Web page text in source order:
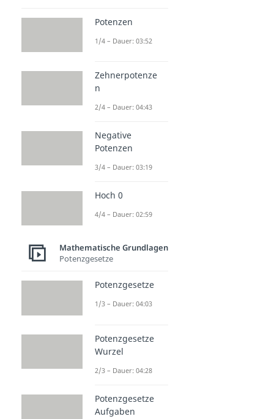
Potenzen
1/4 – Dauer: 03:52
Zehnerpotenze
n
2/4 – Dauer: 04:43
Negative
Potenzen
3/4 – Dauer: 03:19
Hoch 0
4/4 – Dauer: 02:59
Mathematische Grundlagen
Potenzgesetze
Potenzgesetze
1/3 – Dauer: 04:03
Potenzgesetze
Wurzel
2/3 – Dauer: 04:28
Potenzgesetze
Aufgaben